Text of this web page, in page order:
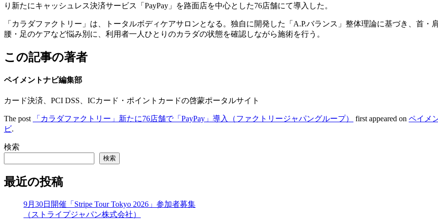
り新たにキャッシュレス決済サービス「PayPay」を路面店を中心とした76店舗にて導入した。
「カラダファクトリー」は、トータルボディケアサロンとなる。独自に開発した「A.P.バランス」整体理論に基づき、首・
腰・足のケアなど悩み別に、利用者一人ひとりのカラダの状態を確認しながら施術を行う。
この記事の著者
ペイメントナビ編集部
カード決済、PCI DSS、ICカード・ポイントカードの啓蒙ポータルサイト
The post 「カラダファクトリー」新たに76店舗で「PayPay」導入（ファクトリージャパングループ） first appeared on ペイメ
ビ.
検索
検索
最近の投稿
9月30日開催「Stripe Tour Tokyo 2026」参加者募集
（ストライプジャパン株式会社）